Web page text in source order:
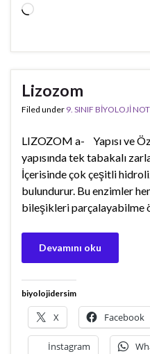
Yükleniyor...
Lizozom
Filed under 9. SINIF BİYOLOJİ
LIZOZOM a- Yapısı ve
yapısında tek tabakalı
İçerisinde çok çeşitli
bulundurur. Bu enzimler
bileşikleri parçalayabilme
Devamını oku
biyolojidersim
X Facebook
İnstagram